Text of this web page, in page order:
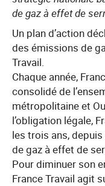
de gaz à effet de
Un plan d’action
des émissions de
Travail.
Chaque année,
consolidé de
métropolitaine et
l’obligation légale,
les trois ans,
de gaz à effet de
Pour diminuer son
France Travail agit